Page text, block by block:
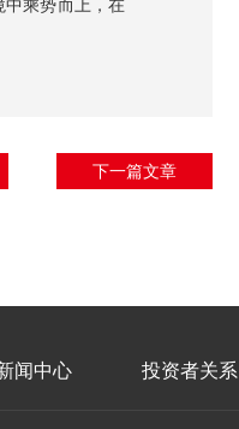
下一篇文章
闻中心 投资者关系